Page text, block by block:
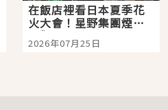
在飯店裡看日本夏季花
火大會！星野集團煙火
景觀飯店6選，讓你不用
人擠人悠閒欣賞
2026年07月25日